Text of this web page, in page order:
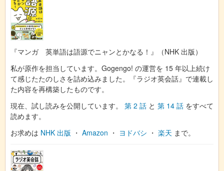
『マンガ 英単語は語源でニャンとかなる！』（NHK 出版）
私が原作を担当しています。Gogengo! の運営を 15 年以上続け
て感じたたのしさを詰め込みました。『ラジオ英会話』で連載し
た内容を再構築したものです。
現在、試し読みを公開しています。 第 2 話 と 第 14 話 をすべて
読めます。
お求めは NHK 出版 ・ Amazon ・ ヨドバシ ・ 楽天 まで。